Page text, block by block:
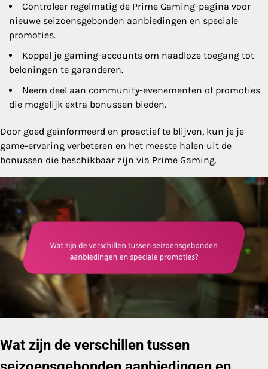
Controleer regelmatig de Prime Gaming-pagina voor
nieuwe seizoensgebonden aanbiedingen en speciale
promoties.
Koppel je gaming-accounts om naadloze toegang tot
beloningen te garanderen.
Neem deel aan community-evenementen of promoties
die mogelijk extra bonussen bieden.
Door goed geïnformeerd en proactief te blijven, kun je je
game-ervaring verbeteren en het meeste halen uit de
bonussen die beschikbaar zijn via Prime Gaming.
Wat zijn de verschillen tussen